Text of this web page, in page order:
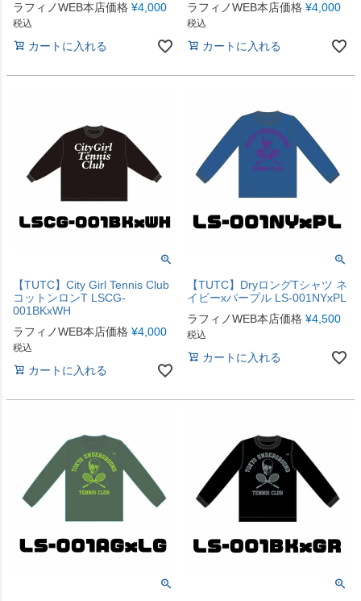
ラフィノWEB本店価格 ¥4,000
税込
カートに入れる
ラフィノWEB本店価格 ¥4,000
税込
カートに入れる
【TUTC】City Girl Tennis Club
コットンロンT LSCG-
001BKxWH
ラフィノWEB本店価格 ¥4,000
税込
カートに入れる
【TUTC】DryロングTシャツ ネ
イビーxパープル LS-001NYxPL
ラフィノWEB本店価格 ¥4,500
税込
カートに入れる